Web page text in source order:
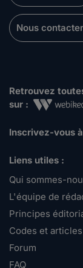
Nous contacter
Retrouvez
sur :
Inscrivez-vous
Liens utiles :
Qui sommes-
L'équipe de
Principes
Codes et
Forum
FAQ